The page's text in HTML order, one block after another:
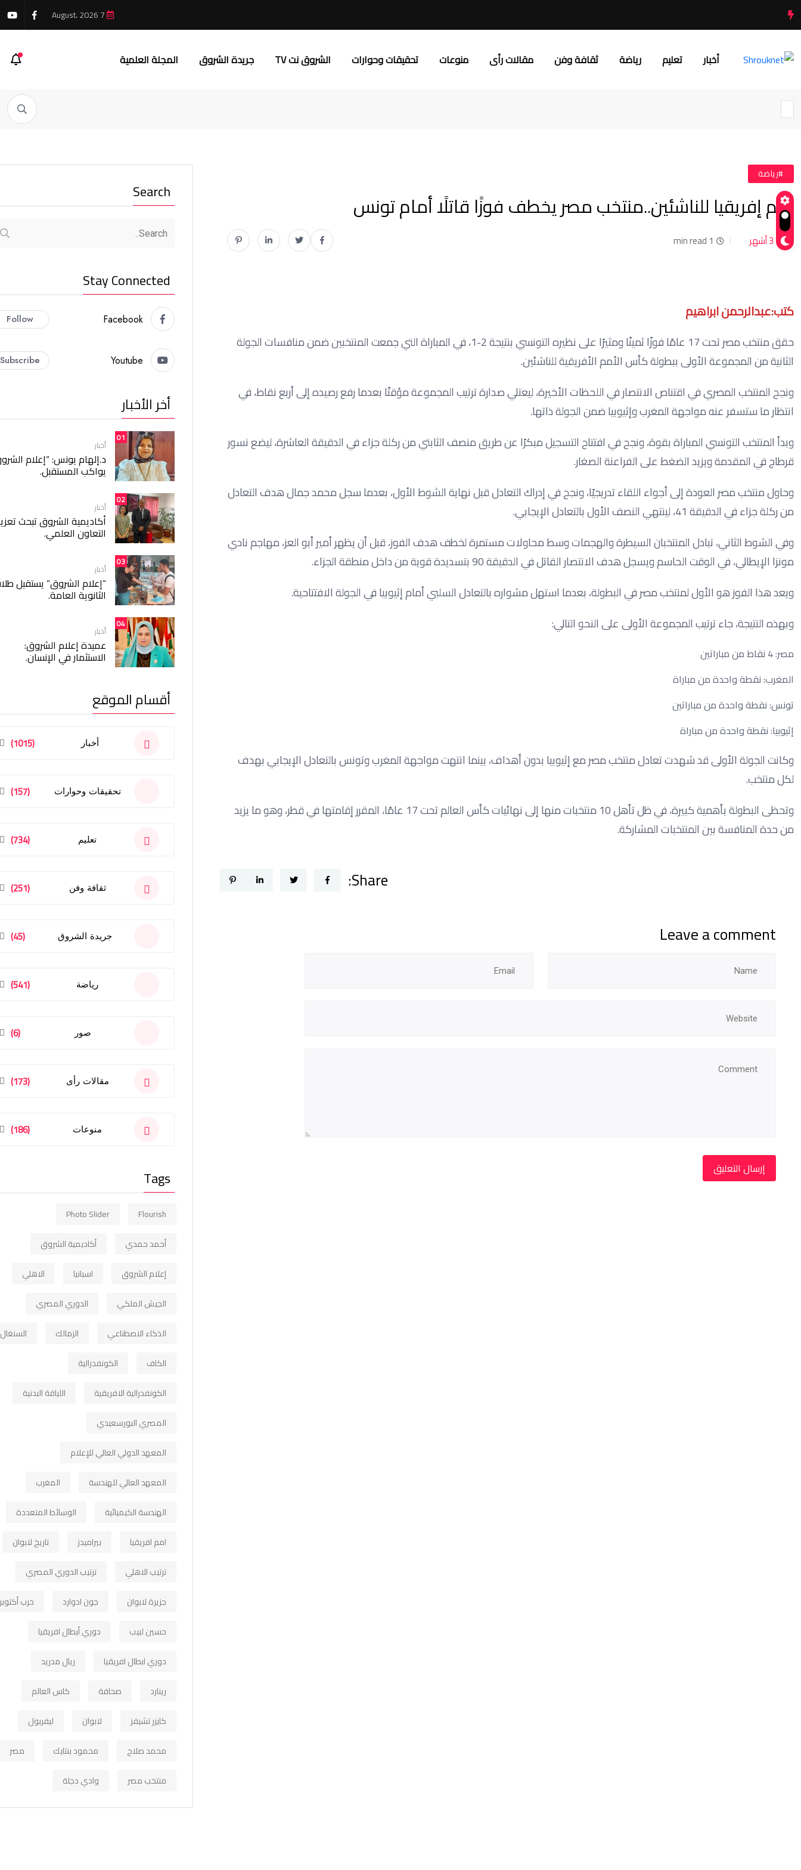
أخبار تعليم رياضة ثقافة وفن مقالات رأى منوعات تحقيقات وحوارات الشروق نت TV جريدة الشروق المجلة العلمية
#رياضة
أمم إفريقيا للناشئين..منتخب مصر يخطف فوزًا قاتلًا أمام تونس
3 أشهر 1 min read
كتب:عبدالرحمن ابراهيم
حقق منتخب مصر تحت 17 عامًا فوزًا ثمينًا ومثيرًا على نظيره التونسي بنتيجة 2-1، في المباراة التي جمعت المنتخبين ضمن منافسات الجولة
الثانية من المجموعة الأولى ببطولة كأس الأمم الأفريقية للناشئين.
ونجح المنتخب المصري في اقتناص الانتصار في اللحظات الأخيرة، ليعتلي صدارة ترتيب المجموعة مؤقتًا بعدما رفع رصيده إلى أربع نقاط، في
انتظار ما ستسفر عنه مواجهة المغرب وإثيوبيا ضمن الجولة ذاتها.
وبدأ المنتخب التونسي المباراة بقوة، ونجح في افتتاح التسجيل مبكرًا عن طريق منصف الثابتي من ركلة جزاء في الدقيقة العاشرة، ليضع نسور
قرطاج في المقدمة ويزيد الضغط على الفراعنة الصغار.
وحاول منتخب مصر العودة إلى أجواء اللقاء تدريجيًا، ونجح في إدراك التعادل قبل نهاية الشوط الأول، بعدما سجل محمد جمال هدف التعادل
من ركلة جزاء في الدقيقة 41، لينتهي النصف الأول بالتعادل الإيجابي.
وفي الشوط الثاني، تبادل المنتخبان السيطرة والهجمات وسط محاولات مستمرة لخطف هدف الفوز، قبل أن يظهر أمير أبو العز، مهاجم نادي
مونزا الإيطالي، في الوقت الحاسم ويسجل هدف الانتصار القاتل في الدقيقة 90 بتسديدة قوية من داخل منطقة الجزاء.
ويعد هذا الفوز هو الأول لمنتخب مصر في البطولة، بعدما استهل مشواره بالتعادل السلبي أمام إثيوبيا في الجولة الافتتاحية.
وبهذه النتيجة، جاء ترتيب المجموعة الأولى على النحو التالي:
مصر: 4 نقاط من مباراتين
المغرب: نقطة واحدة من مباراة
تونس: نقطة واحدة من مباراتين
إثيوبيا: نقطة واحدة من مباراة
وكانت الجولة الأولى قد شهدت تعادل منتخب مصر مع إثيوبيا بدون أهداف، بينما انتهت مواجهة المغرب وتونس بالتعادل الإيجابي بهدف
لكل منتخب.
وتحظى البطولة بأهمية كبيرة، في ظل تأهل 10 منتخبات منها إلى نهائيات كأس العالم تحت 17 عامًا، المقرر إقامتها في قطر، وهو ما يزيد
من حدة المنافسة بين المنتخبات المشاركة.
Share:
Leave a comment
Search
Stay Connected
Facebook
Follow
Youtube
Subscribe
أخر الأخبار
01
أخبار
د.إلهام يونس: “إعلام
يواكب المستقبل.
02
أخبار
أكاديمية الشروق تبحث
التعاون العلمي.
03
أخبار
“إعلام الشروق” يستقبل
الثانوية العامة.
04
أخبار
عميدة إعلام الشروق:
الاستثمار في الإنسان.
أقسام الموقع
أخبار (1015)
تحقيقات وحوارات (157)
تعليم (734)
ثقافة وفن (251)
جريدة الشروق (45)
رياضة (541)
صور (6)
مقالات رأى (173)
منوعات (186)
Tags
Flourish
Photo Slider
أحمد حمدي
أكاديمية الشروق
إعلام الشروق
اسبانيا
الاهلي
الجيش الملكي
الدوري المصري
الذكاء الاصطناعي
الزمالك
السنغال
الكاف
الكونفدرالية
الكونفدرالية الافريقية
اللياقة البدنية
المصري البورسعيدي
المعهد الدولي العالي للإعلام
المعهد العالي للهندسة
المغرب
الهندسة الكيميائية
الوسائط المتعددة
امم افريقيا
بيراميدز
تاريخ لابوان
ترتيب الاهلي
ترتيب الدوري المصري
جزيرة لابوان
جون ادوارد
حرب أكتوبر
حسين لبيب
دوري أبطال افريقيا
دوري ابطال افريقيا
ريال مدريد
رينارد
صحافة
كاس العالم
كايزر تشيفز
لابوان
ليفربول
محمد صلاح
محمود بنتايك
مصر
منتخب مصر
وادي دجلة